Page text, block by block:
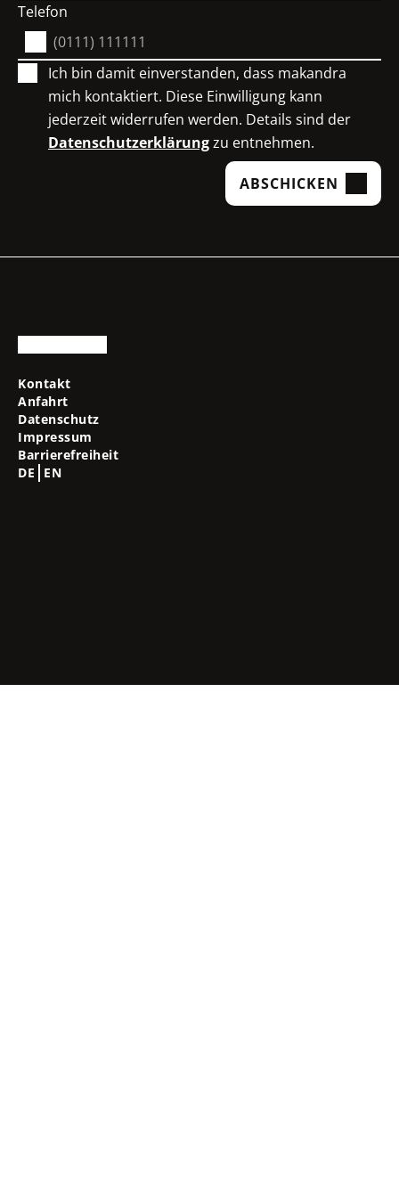
Telefon
Ich bin damit einverstanden, dass makandra
mich kontaktiert. Diese Einwilligung kann
jederzeit widerrufen werden. Details sind der
Datenschutzerklärungzu entnehmen.
ABSCHICKEN
Kontakt
Anfahrt
Datenschutz
Impressum
Barrierefreiheit
DE
EN